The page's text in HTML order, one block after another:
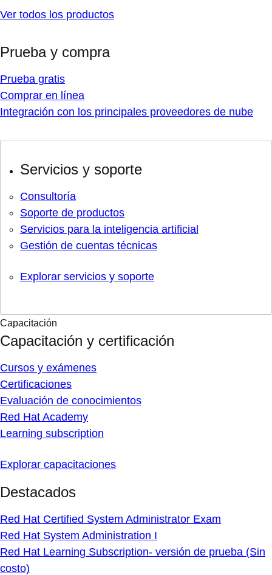
Ver todos los productos
Prueba y compra
Prueba gratis
Comprar en línea
Integración con los principales proveedores de nube
Servicios y soporte
Consultoría
Soporte de productos
Servicios para la inteligencia artificial
Gestión de cuentas técnicas
Explorar servicios y soporte
Capacitación
Capacitación y certificación
Cursos y exámenes
Certificaciones
Evaluación de conocimientos
Red Hat Academy
Learning subscription
Explorar capacitaciones
Destacados
Red Hat Certified System Administrator Exam
Red Hat System Administration I
Red Hat Learning Subscription- versión de prueba (Sin
costo)